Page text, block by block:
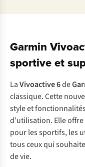
Garmin
sportive et
LaVivoactive 6de
classique. Cette
style et
d’utilisation. Elle
pour les sportifs, les
tous ceux qui
de vie.